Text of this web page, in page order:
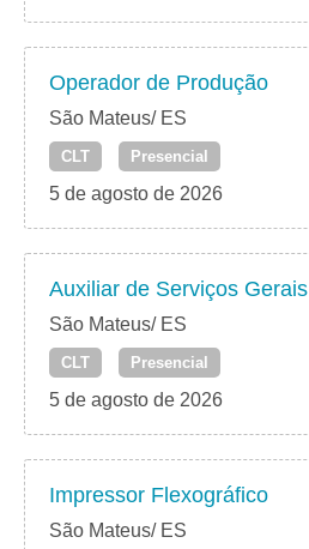
Operador de Produção
São Mateus/ ES
CLT Presencial
5 de agosto de 2026
Auxiliar de Serviços Gerais
São Mateus/ ES
CLT Presencial
5 de agosto de 2026
Impressor Flexográfico
São Mateus/ ES